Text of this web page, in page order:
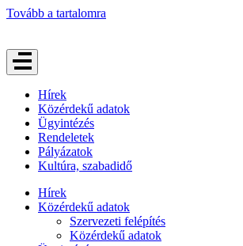
Tovább a tartalomra
Hírek
Közérdekű adatok
Ügyintézés
Rendeletek
Pályázatok
Kultúra, szabadidő
Hírek
Közérdekű adatok
Szervezeti felépítés
Közérdekű adatok